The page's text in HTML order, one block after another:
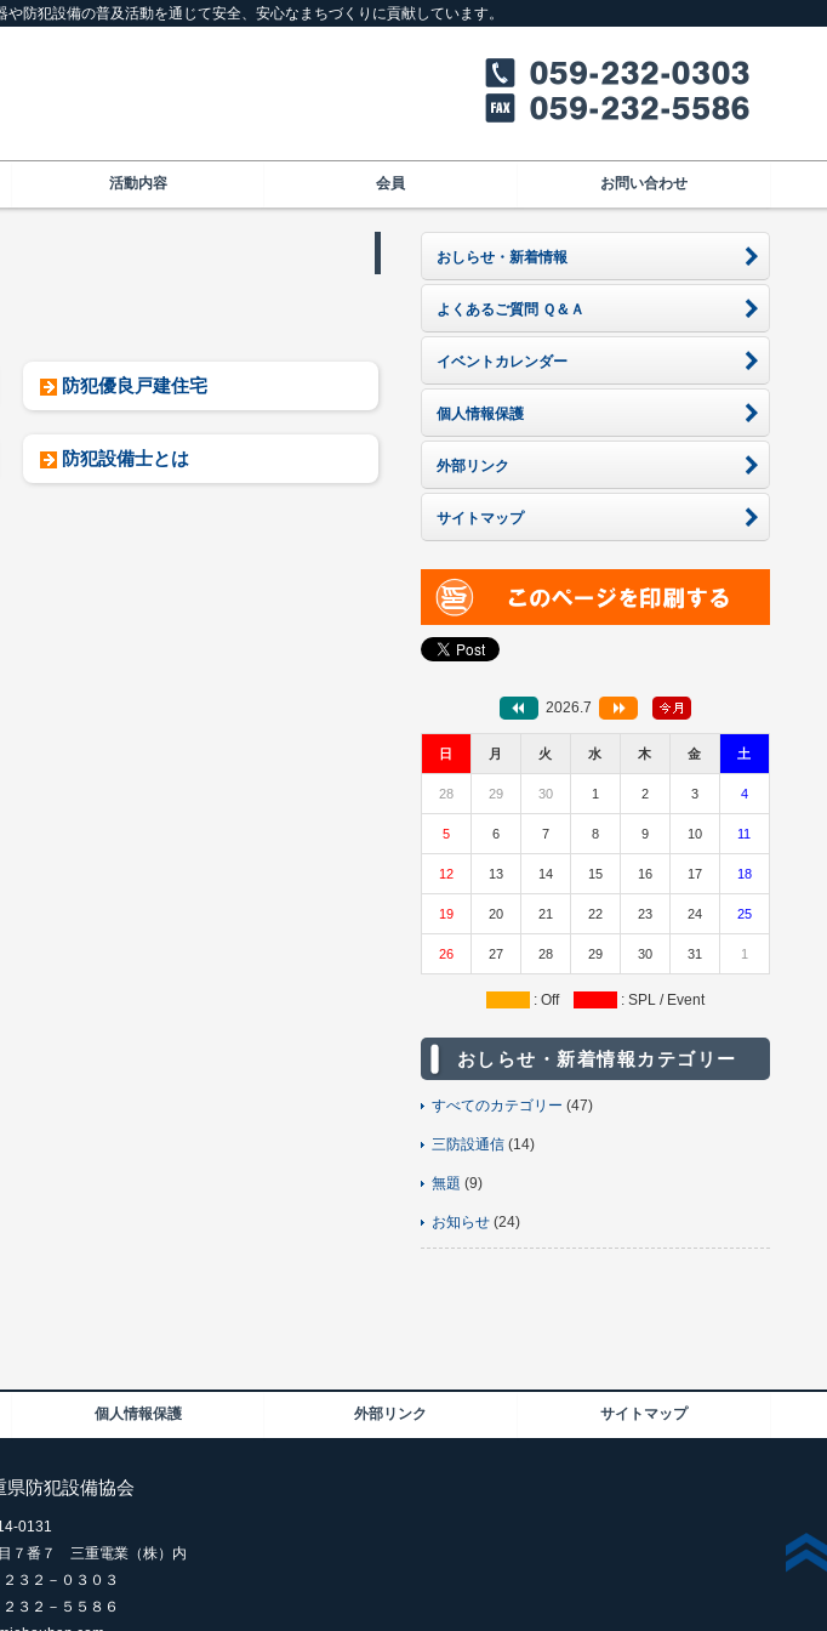
防犯設備の普及活動を通じて安全、安心なまちづくりに貢献しています。
活動内容 会員 お問い合わせ
防犯優良戸建住宅
防犯設備士とは
おしらせ・新着情報
よくあるご質問 Ｑ＆Ａ
イベントカレンダー
個人情報保護
外部リンク
サイトマップ
2026.7
日 月 火 水 木 金 土
28 29 30 1 2 3 4
5 6 7 8 9 10 11
12 13 14 15 16 17 18
19 20 21 22 23 24 25
26 27 28 29 30 31 1
: Off : SPL / Event
おしらせ・新着情報カテゴリー
すべてのカテゴリー (47)
三防設通信(14)
無題 (9)
お知らせ(24)
個人情報保護 外部リンク サイトマップ
県防犯設備協会
0131
７番７ 三重電業（株）内
３２－０３０３
３２－５５８６